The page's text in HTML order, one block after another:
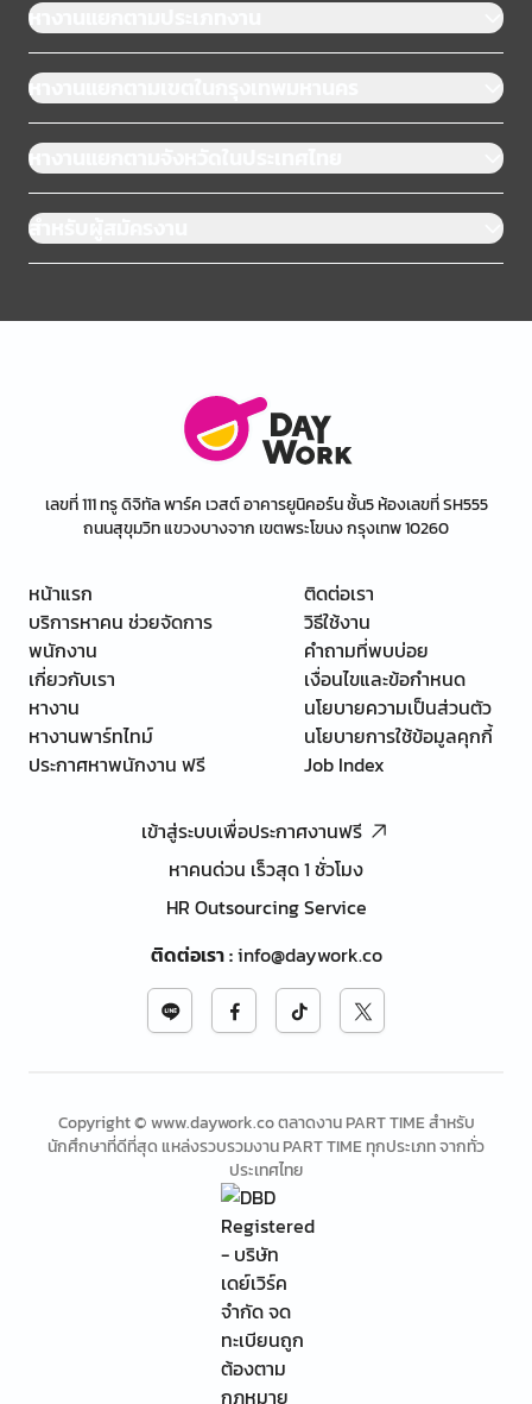
หางานแยกตามประเภทงาน
หางานแยกตามเขตในกรุงเทพมหานคร
หางานแยกตามจังหวัดในประเทศไทย
สำหรับผู้สมัครงาน
เลขที่ 111 ทรู ดิจิทัล พาร์ค เวสต์ อาคารยูนิคอร์น ชั้น5 ห้องเลขที่ SH555
ถนนสุขุมวิท แขวงบางจาก เขตพระโขนง กรุงเทพ 10260
หน้าแรก
บริการหาคน ช่วยจัดการ
พนักงาน
เกี่ยวกับเรา
หางาน
หางานพาร์ทไทม์
ประกาศหาพนักงาน ฟรี
ติดต่อเรา
วิธีใช้งาน
คำถามที่พบบ่อย
เงื่อนไขและข้อกำหนด
นโยบายความเป็นส่วนตัว
นโยบายการใช้ข้อมูลคุกกี้
Job Index
เข้าสู่ระบบเพื่อประกาศงานฟรี
หาคนด่วน เร็วสุด 1 ชั่วโมง
HR Outsourcing Service
ติดต่อเรา:info@daywork.co
Copyright © www.daywork.co ตลาดงาน PART TIME สำหรับ
นักศึกษาที่ดีที่สุด แหล่งรวบรวมงาน PART TIME ทุกประเภท จากทั่ว
ประเทศไทย